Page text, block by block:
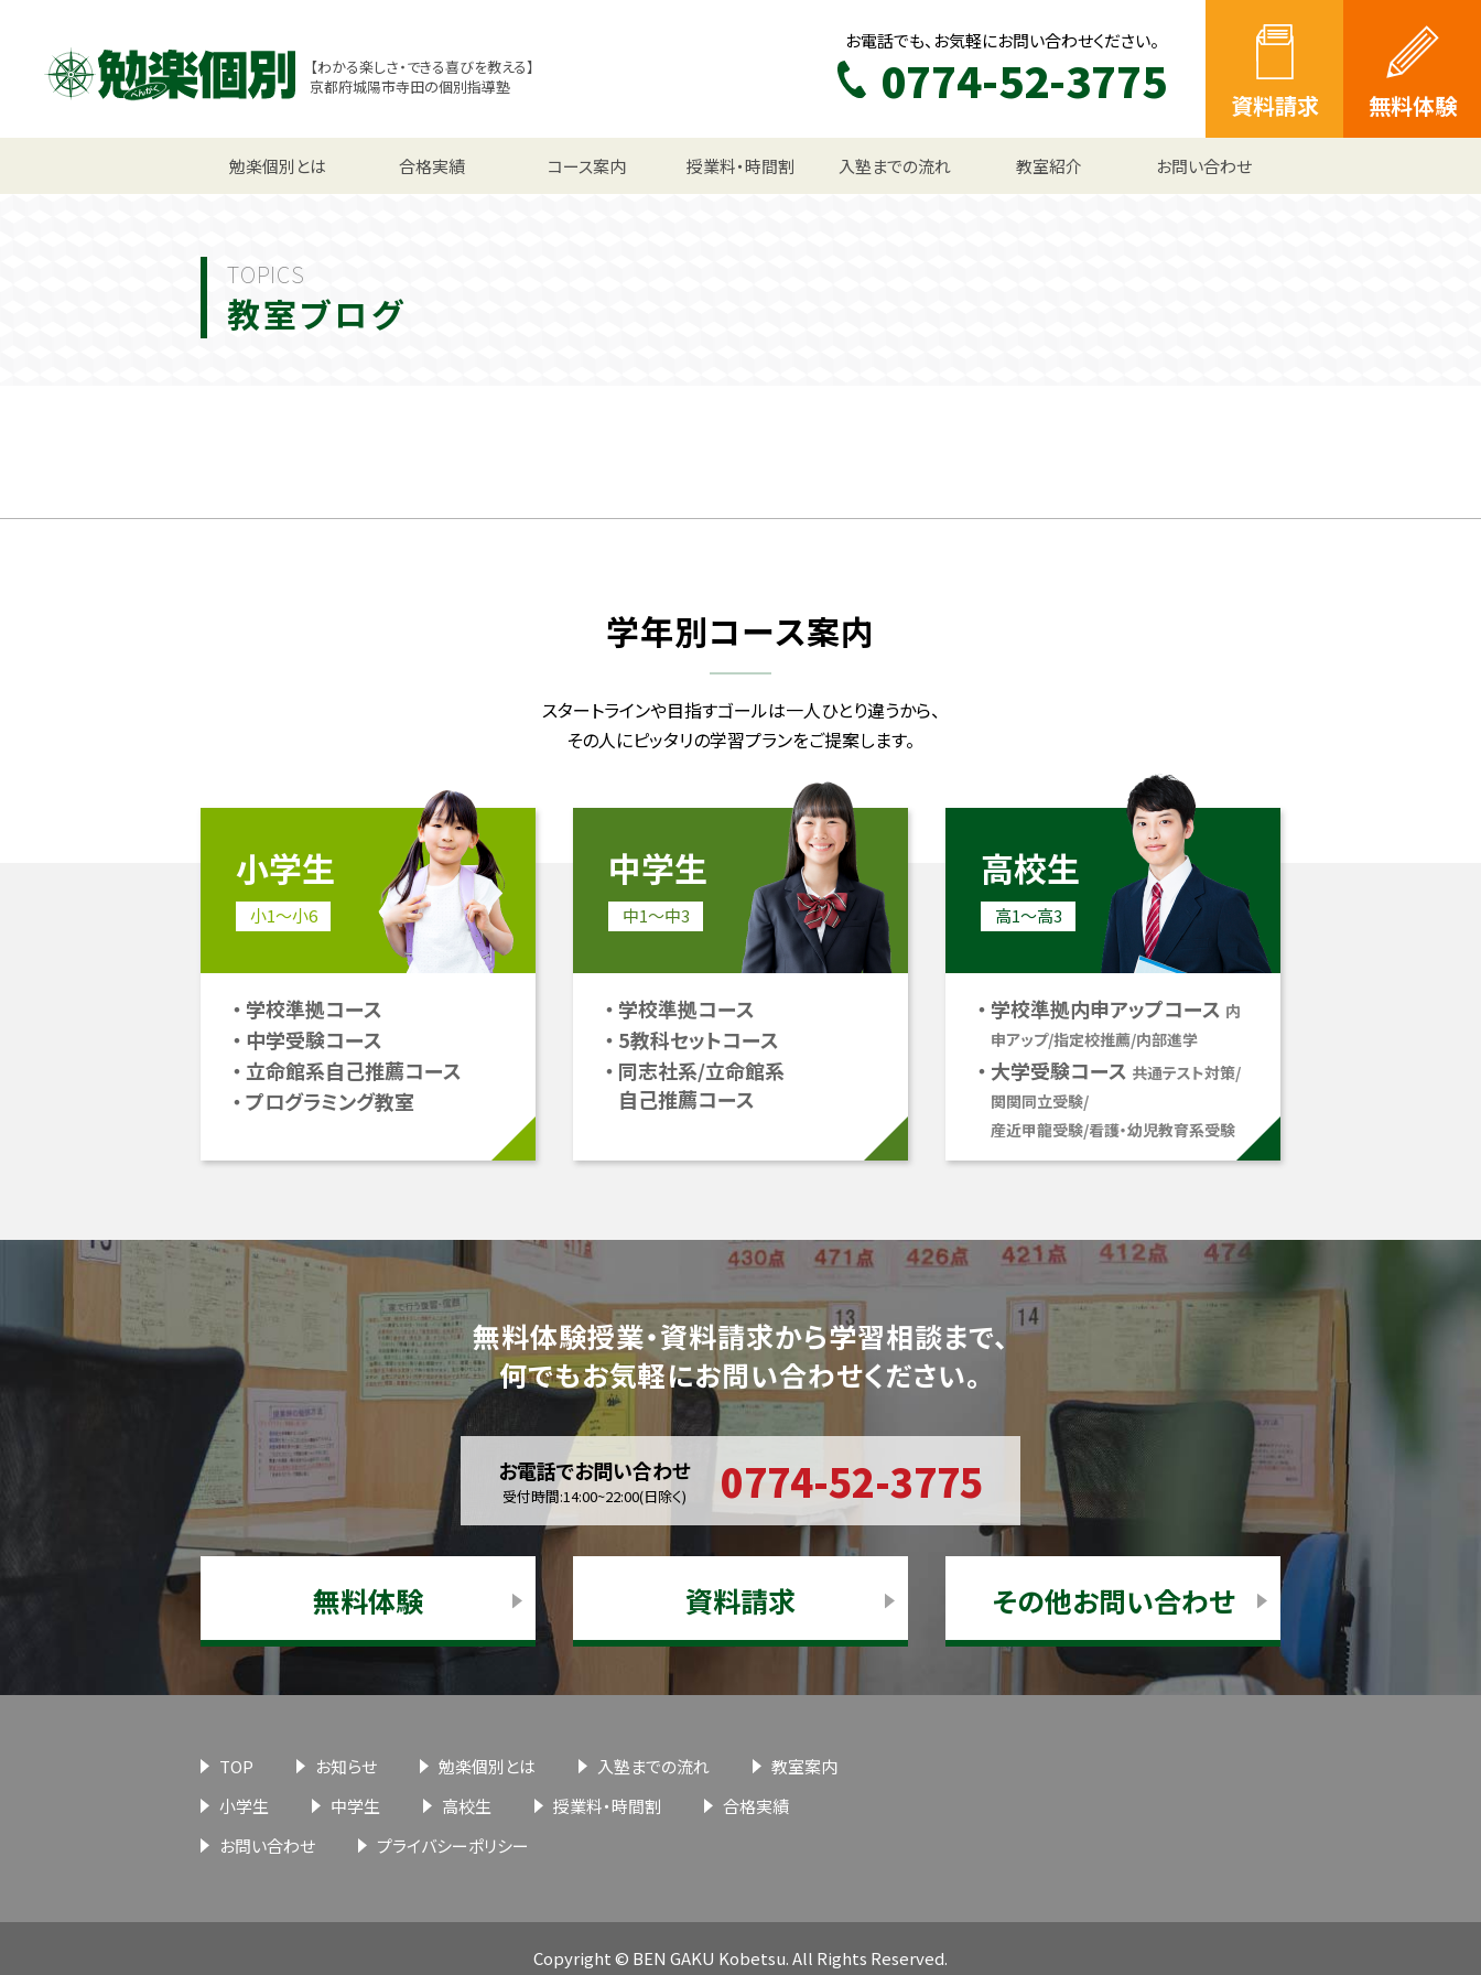
【わかる楽しさ・できる喜びを教える】
京都府城陽市寺田の個別指導塾
お電話でも、お気軽にお問い合わせください。
0774-52-3775 資料請求 無料体験
勉楽個別とは 合格実績 コース案内
小学生コース 中学生コース 高校生コース 授業料・時間割 入塾までの流れ 教室紹介 お問い合わせ
TOPICS
教室ブログ
学年別コース案内
スタートラインや目指すゴールは一人ひとり違うから、
その人にピッタリの学習プランをご提案します。
小学生
小1〜小6
学校準拠コース
中学受験コース
立命館系自己推薦コース
プログラミング教室
中学生
中1〜中3
学校準拠コース
5教科セットコース
同志社系/立命館系
自己推薦コース
高校生
高1〜高3
学校準拠内申アップコース 内
申アップ/指定校推薦/内部進学
大学受験コース 共通テスト対策/
関関同立受験/
産近甲龍受験/看護・幼児教育系受験
無料体験授業・資料請求から学習相談まで、
何でもお気軽にお問い合わせください。
お電話でお問い合わせ
受付時間:14:00~22:00(日除く) 0774-52-3775
無料体験 資料請求 その他お問い合わせ
TOP お知らせ 勉楽個別とは 入塾までの流れ
教室案内
小学生
中学生 高校生 授業料・時間割
合格実績
お問い合わせ
プライバシーポリシー
Copyright © BEN GAKU Kobetsu. All Rights Reserved.